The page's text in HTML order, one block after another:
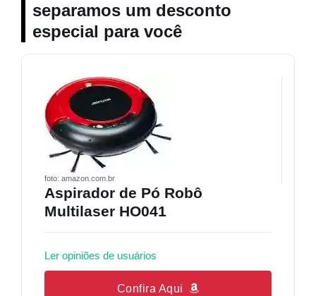
separamos um desconto
especial para você
foto: amazon.com.br
Aspirador de Pó Robô
Multilaser HO041
Ler opiniões de usuários
Confira Aqui